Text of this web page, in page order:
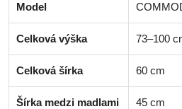
Model
Celková výška 73–100
Celková šírka 60 cm
Šírka medzi madlami 45 cm